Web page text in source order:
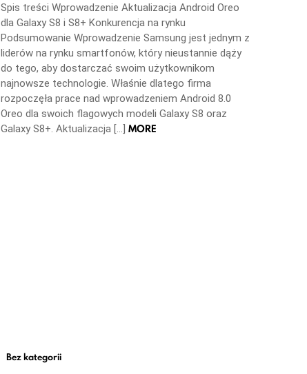
Spis treści Wprowadzenie Aktualizacja Android Oreo
dla Galaxy S8 i S8+ Konkurencja na rynku
Podsumowanie Wprowadzenie Samsung jest jednym z
liderów na rynku smartfonów, który nieustannie dąży
do tego, aby dostarczać swoim użytkownikom
najnowsze technologie. Właśnie dlatego firma
rozpoczęła prace nad wprowadzeniem Android 8.0
Oreo dla swoich flagowych modeli Galaxy S8 oraz
Galaxy S8+. Aktualizacja […] MORE
Bez kategorii